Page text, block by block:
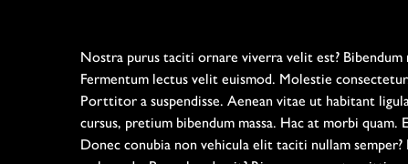
Nostra purus taciti ornare viverra velit est?
Fermentum lectus velit euismod. Molestie
Porttitor a suspendisse. Aenean vitae ut habitant
cursus, pretium bibendum massa. Hac at morbi quam.
Donec conubia non vehicula elit taciti nullam